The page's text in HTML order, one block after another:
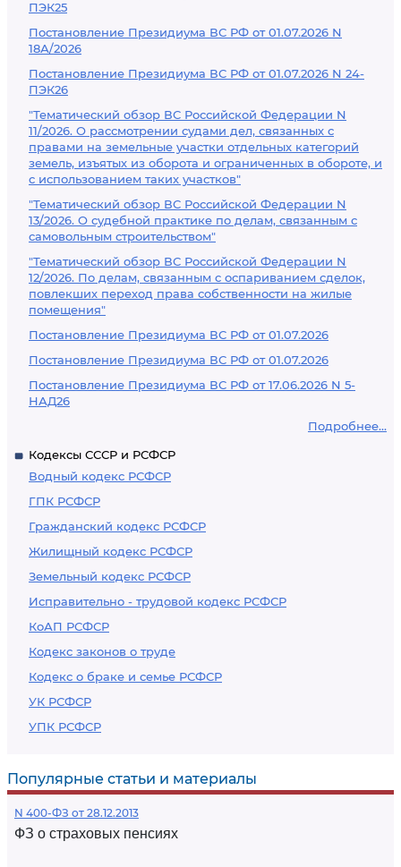
ПЭК25
Постановление Президиума ВС РФ от 01.07.2026 N
18А/2026
Постановление Президиума ВС РФ от 01.07.2026 N 24-
ПЭК26
"Тематический обзор ВС Российской Федерации N
11/2026. О рассмотрении судами дел, связанных с
правами на земельные участки отдельных категорий
земель, изъятых из оборота и ограниченных в обороте, и
с использованием таких участков"
"Тематический обзор ВС Российской Федерации N
13/2026. О судебной практике по делам, связанным с
самовольным строительством"
"Тематический обзор ВС Российской Федерации N
12/2026. По делам, связанным с оспариванием сделок,
повлекших переход права собственности на жилые
помещения"
Постановление Президиума ВС РФ от 01.07.2026
Постановление Президиума ВС РФ от 01.07.2026
Постановление Президиума ВС РФ от 17.06.2026 N 5-
НАД26
Подробнее...
Кодексы СССР и РСФСР
Водный кодекс РСФСР
ГПК РСФСР
Гражданский кодекс РСФСР
Жилищный кодекс РСФСР
Земельный кодекс РСФСР
Исправительно - трудовой кодекс РСФСР
КоАП РСФСР
Кодекс законов о труде
Кодекс о браке и семье РСФСР
УК РСФСР
УПК РСФСР
Популярные статьи и материалы
N 400-ФЗ от 28.12.2013
ФЗ о страховых пенсиях